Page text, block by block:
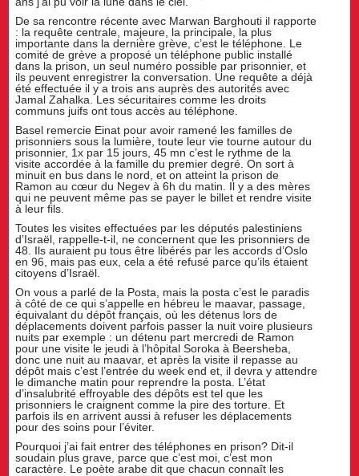
De sa rencontre récente avec Marwan Barghouti il rapporte
: la requête centrale, majeure, la principale, la plus
importante dans la dernière grève, c’est le téléphone. Le
comité de grève a proposé un téléphone public installé
dans la prison, un seul numéro possible par prisonnier, et
ils peuvent enregistrer la conversation. Une requête a déjà
été effectuée il y a trois ans auprès des autorités avec
Jamal Zahalka. Les sécuritaires comme les droits
communs juifs ont tous accès au téléphone.
Basel remercie Einat pour avoir ramené les familles de
prisonniers sous la lumière, toute leur vie tourne autour du
prisonnier, 1x par 15 jours, 45 mn c’est le rythme de la
visite accordée à la famille du premier degré. On sort à
minuit en bus dans le nord, et on atteint la prison de
Ramon au cœur du Negev à 6h du matin. Il y a des mères
qui ne peuvent même pas se payer le billet et rendre visite
à leur fils.
Toutes les visites effectuées par les députés palestiniens
d’Israël, rappelle-t-il, ne concernent que les prisonniers de
48. Ils auraient pu tous être libérés par les accords d’Oslo
en 96, mais pas eux, cela a été refusé parce qu’ils étaient
citoyens d’Israël.
On vous a parlé de la Posta, mais la posta c’est le paradis
à côté de ce qui s’appelle en hébreu le maavar, passage,
équivalant du dépôt français, où les détenus lors de
déplacements doivent parfois passer la nuit voire plusieurs
nuits par exemple : un détenu part mercredi de Ramon
pour une visite le jeudi à l’hôpital Soroka à Beersheba,
donc une nuit au maavar, et après la visite il repasse au
dépôt mais c’est l’entrée du week end et, il devra y attendre
le dimanche matin pour reprendre la posta. L’état
d’insalubrité effroyable des dépôts est tel que les
prisonniers le craignent comme la pire des torture. Et
parfois ils en arrivent aussi à refuser les déplacements
pour des soins pour l’éviter.
Pourquoi j’ai fait entrer des téléphones en prison? Dit-il
soudain plus grave, parce que c’est moi, c’est mon
caractère. Le poète arabe dit que chacun connaît les